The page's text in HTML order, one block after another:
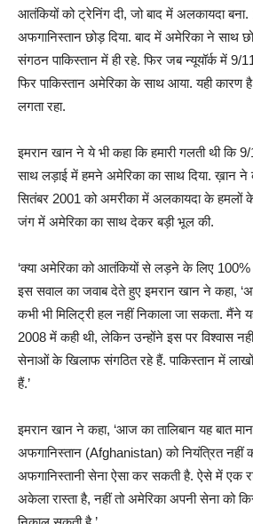
आतंकियों को ट्रेनिंग दी, जो बाद में अलकायदा
अफगानिस्तान छोड़ दिया. बाद में अमेरिका ने साथ
संगठन पाकिस्तान में ही रहे. फिर जब न्यूयॉर्क में
फिर पाकिस्तान अमेरिका के साथ आया. यही कारण
लगता रहा.
इमरान खान ने ये भी कहा कि हमारी गलती थी कि
साथ लड़ाई में हमने अमेरिका का साथ दिया. ख़ान ने
सितंबर 2001 को अमरीका में अलकायदा के हमलों
जंग में अमेरिका का साथ देकर बड़ी भूल की.
‘क्या अमेरिका को आतंकियों से लड़ने के लिए 100%
इस सवाल का जवाब देते हुए इमरान खान ने कहा,
कभी भी मिलिट्री हल नहीं निकाला जा सकता. मैंने
2008 में कही थी, लेकिन उन्होंने इस पर विश्वास
सेनाओं के खिलाफ संगठित रहे हैं. पाकिस्तान में
हैं.’
इमरान खान ने कहा, ‘आज का तालिबान यह बात
अफगानिस्तान (Afghanistan) को नियंत्रित नहीं
अफगानिस्तानी सेना ऐसा कर सकती है. ऐसे में एक
अकेला रास्ता है, नहीं तो अमेरिका अपनी सेना को